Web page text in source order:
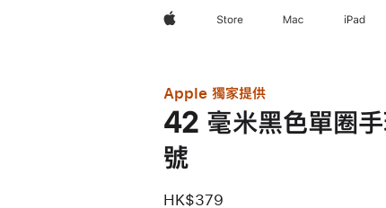
Apple Store Mac iPad
Apple 獨家提供
42 毫米黑色單圈
號
HK$379